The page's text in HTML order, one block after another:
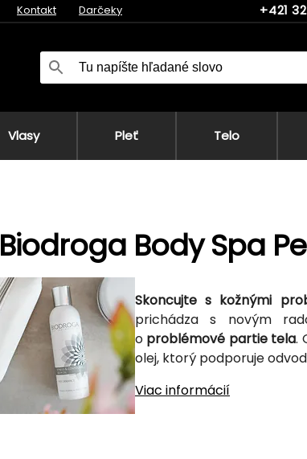
Kontakt Darčeky +421
Vlasy Pleť Telo
Biodroga Body Spa
Skoncujte s kožnými
prichádza s novým
o problémové partie tela.
olej, ktorý podporuje
Viac informácií